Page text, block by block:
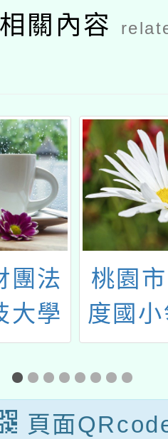
程內容
關內容
學年
教學
體育
素養
教學
113年
商輔
－實
10-11
上
頁面